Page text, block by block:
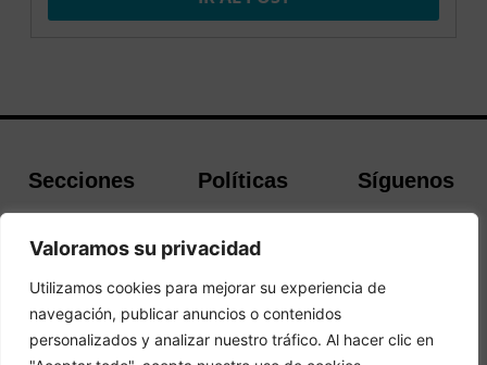
Valoramos su privacidad
Utilizamos cookies para mejorar su experiencia de
navegación, publicar anuncios o contenidos
personalizados y analizar nuestro tráfico. Al hacer clic en
Secciones
Buscador de
Guías de Viajes
Políticas
cookies
Política de
Privacidad
Síguenos